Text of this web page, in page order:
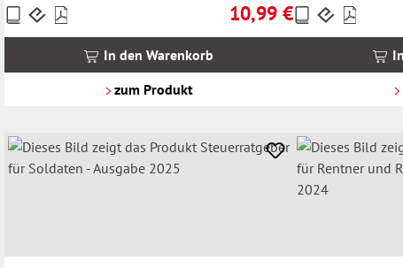
Regulärer Preis:
10,99 €
Preise
inkl.
In den Warenkorb
zum Produkt
Preise
inkl.